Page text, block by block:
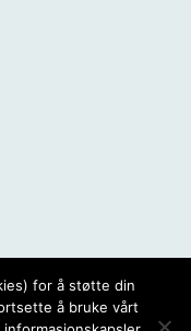
for å støtte din
å bruke vårt